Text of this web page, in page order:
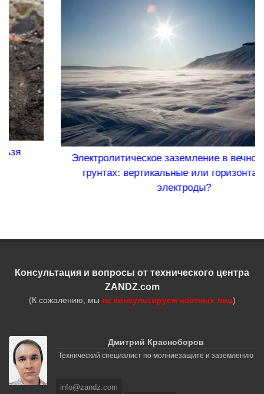
Электролитическое заземление в вечномерзлых
грунтах: вертикальные или горизонтальные
электроды?
Консультация и вопросы от технического центра
ZANDZ.com
(К сожалению, мы не консультируем частных лиц)
Дмитрий Красноборов
Технический специалист по молниезащите и заземлению
info@zandz.com